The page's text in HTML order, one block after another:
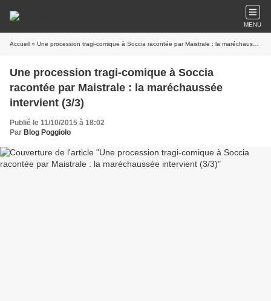
MENU
Accueil » Une procession tragi-comique à Soccia racontée par Maistrale : la maréchaussée intervient (3/3)
Une procession tragi-comique à Soccia
racontée par Maistrale : la maréchaussée
intervient (3/3)
Publié le 11/10/2015 à 18:02
Par Blog Poggiolo